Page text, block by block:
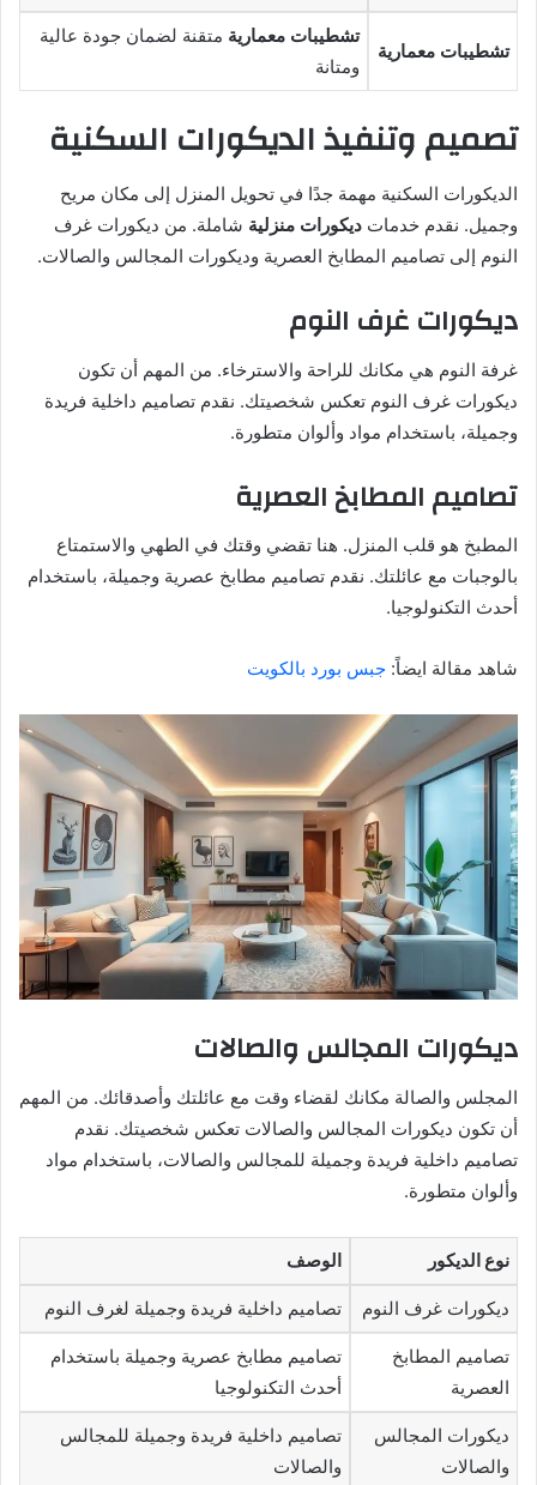
تشطيبات معمارية
تشطيبات معمارية متقنة لضمان جودة عالية
ومتانة
تصميم وتنفيذ الديكورات السكنية
الديكورات السكنية مهمة جدًا في تحويل المنزل إلى مكان مريح
وجميل. نقدم خدمات ديكورات منزلية شاملة. من ديكورات غرف
النوم إلى تصاميم المطابخ العصرية وديكورات المجالس والصالات.
ديكورات غرف النوم
غرفة النوم هي مكانك للراحة والاسترخاء. من المهم أن تكون
ديكورات غرف النوم تعكس شخصيتك. نقدم تصاميم داخلية فريدة
وجميلة، باستخدام مواد وألوان متطورة.
تصاميم المطابخ العصرية
المطبخ هو قلب المنزل. هنا تقضي وقتك في الطهي والاستمتاع
بالوجبات مع عائلتك. نقدم تصاميم مطابخ عصرية وجميلة، باستخدام
أحدث التكنولوجيا.
شاهد مقالة ايضاً: جبس بورد بالكويت
ديكورات المجالس والصالات
المجلس والصالة مكانك لقضاء وقت مع عائلتك وأصدقائك. من المهم
أن تكون ديكورات المجالس والصالات تعكس شخصيتك. نقدم
تصاميم داخلية فريدة وجميلة للمجالس والصالات، باستخدام مواد
وألوان متطورة.
نوع الديكور الوصف
ديكورات غرف النوم تصاميم داخلية فريدة وجميلة لغرف النوم
تصاميم المطابخ
العصرية
تصاميم مطابخ عصرية وجميلة باستخدام
أحدث التكنولوجيا
ديكورات المجالس
والصالات
تصاميم داخلية فريدة وجميلة للمجالس
والصالات